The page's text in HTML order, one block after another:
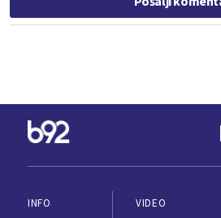
INFO
VIDEO